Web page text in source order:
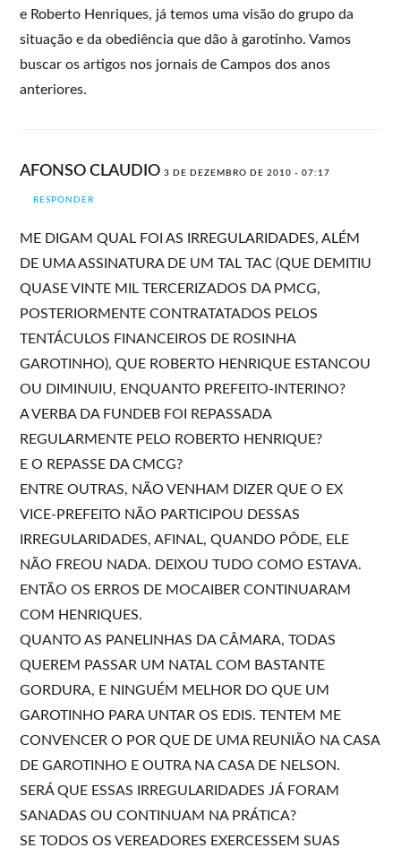
e Roberto Henriques, já temos uma visão do grupo da
situação e da obediência que dão à garotinho. Vamos
buscar os artigos nos jornais de Campos dos anos
anteriores.
AFONSO CLAUDIO3 DE DEZEMBRO DE 2010 - 07:17
RESPONDER
ME DIGAM QUAL FOI AS IRREGULARIDADES, ALÉM
DE UMA ASSINATURA DE UM TAL TAC (QUE DEMITIU
QUASE VINTE MIL TERCERIZADOS DA PMCG,
POSTERIORMENTE CONTRATATADOS PELOS
TENTÁCULOS FINANCEIROS DE ROSINHA
GAROTINHO), QUE ROBERTO HENRIQUE ESTANCOU
OU DIMINUIU, ENQUANTO PREFEITO-INTERINO?
A VERBA DA FUNDEB FOI REPASSADA
REGULARMENTE PELO ROBERTO HENRIQUE?
E O REPASSE DA CMCG?
ENTRE OUTRAS, NÃO VENHAM DIZER QUE O EX
VICE-PREFEITO NÃO PARTICIPOU DESSAS
IRREGULARIDADES, AFINAL, QUANDO PÔDE, ELE
NÃO FREOU NADA. DEIXOU TUDO COMO ESTAVA.
ENTÃO OS ERROS DE MOCAIBER CONTINUARAM
COM HENRIQUES.
QUANTO AS PANELINHAS DA CÂMARA, TODAS
QUEREM PASSAR UM NATAL COM BASTANTE
GORDURA, E NINGUÉM MELHOR DO QUE UM
GAROTINHO PARA UNTAR OS EDIS. TENTEM ME
CONVENCER O POR QUE DE UMA REUNIÃO NA CASA
DE GAROTINHO E OUTRA NA CASA DE NELSON.
SERÁ QUE ESSAS IRREGULARIDADES JÁ FORAM
SANADAS OU CONTINUAM NA PRÁTICA?
SE TODOS OS VEREADORES EXERCESSEM SUAS